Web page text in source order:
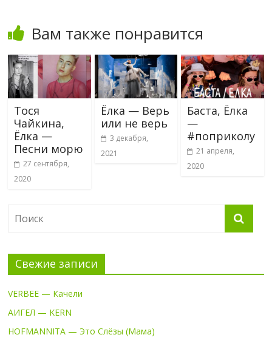
Вам также понравится
Тося
Чайкина,
Ёлка —
Песни морю
27 сентября,
2020
Ёлка — Верь
или не верь
3 декабря,
2021
Баста, Ёлка
—
#поприколу
21 апреля,
2020
Свежие записи
VERBEE — Качели
АИГЕЛ — KERN
HOFMANNITA — Это Слёзы (Мама)